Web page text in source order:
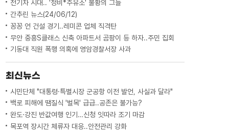
전기차 시대.. '정비*주유소' 불황의 그늘
간추린 뉴스(24/06/12)
꽁꽁 언 건설 경기..레미콘 업체 직격탄
무안 중흥S클래스 신축 아파트서 곰팡이 등 하자..주민 집회
기동대 직원 폭행 의혹에 영암경찰서장 사과
최신뉴스
시민단체 "대통령·특별시장 군공항 이전 발언, 사실과 달라"
백로 피해에 땜질식 '벌목' 급급..공존은 불가능?
완도·강진 반값여행 인기…신청 잇따라 조기 마감
목포역 장시간 체류자 대응..안전관리 강화